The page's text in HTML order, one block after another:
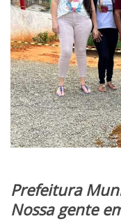
Prefeitura
Nossa gente